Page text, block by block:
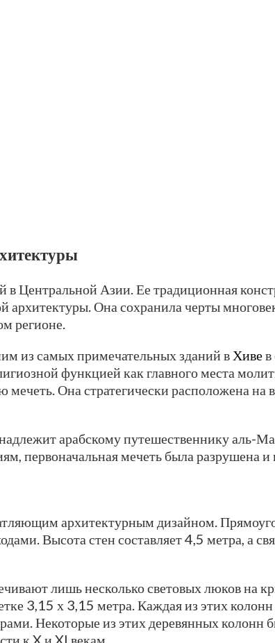
Центральной Азии. Ее традиционная
архитектуры. Она сохранила черты
регионе.
из самых примечательных зданий в Хивев
функцией как главного места
Она стратегически расположена
арабскому путешественнику аль-
первоначальная мечеть была разрушена и
архитектурным дизайном.
Высота стен составляет 4,5 метра, а
лишь несколько световых люков на
3,15 х 3,15 метра. Каждая из этих
Некоторые из этих деревянных колонн